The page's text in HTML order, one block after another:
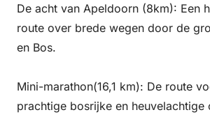
De acht van Apeldoorn (8km): Een
route over brede wegen door de
en Bos.
Mini-marathon(16,1 km): De route
prachtige bosrijke en heuvelachtige